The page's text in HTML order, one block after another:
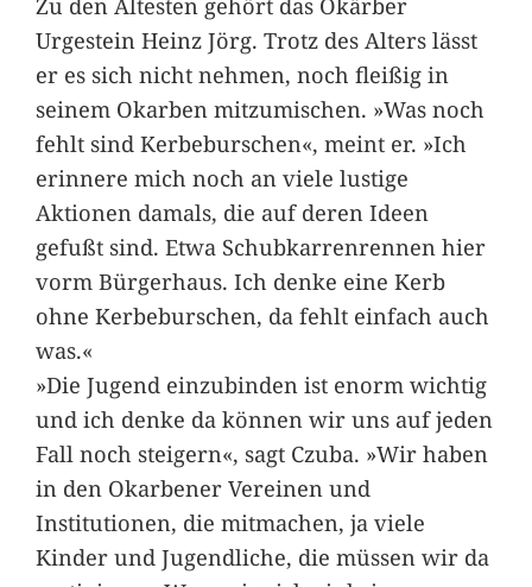
Urgestein Heinz Jörg. Trotz des Alters lässt
er es sich nicht nehmen, noch fleißig in
seinem Okarben mitzumischen. »Was noch
fehlt sind Kerbeburschen«, meint er. »Ich
erinnere mich noch an viele lustige
Aktionen damals, die auf deren Ideen
gefußt sind. Etwa Schubkarrenrennen hier
vorm Bürgerhaus. Ich denke eine Kerb
ohne Kerbeburschen, da fehlt einfach auch
was.«
»Die Jugend einzubinden ist enorm wichtig
und ich denke da können wir uns auf jeden
Fall noch steigern«, sagt Czuba. »Wir haben
in den Okarbener Vereinen und
Institutionen, die mitmachen, ja viele
Kinder und Jugendliche, die müssen wir da